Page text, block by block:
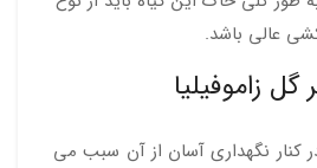
عالی باشد.
زاموفیلیا
کنار نگهداری آسان از آن سبب می